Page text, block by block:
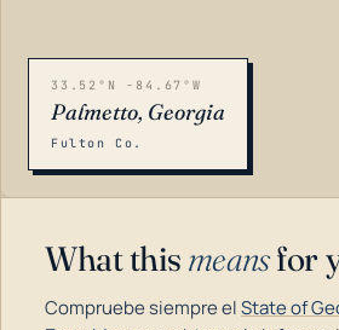
33.52°N -84.67°W
Palmetto, Georgia
Fulton Co.
What this meansfor
Compruebe siempre elState of